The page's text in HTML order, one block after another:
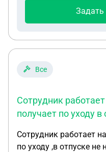
Гражданская жена
малышом, декрет
пожалуйста, если мы
любой момент или
Задать
Все
Сотрудник
получает по уходу в
Сотрудник работает
по уходу ,в отпуске не